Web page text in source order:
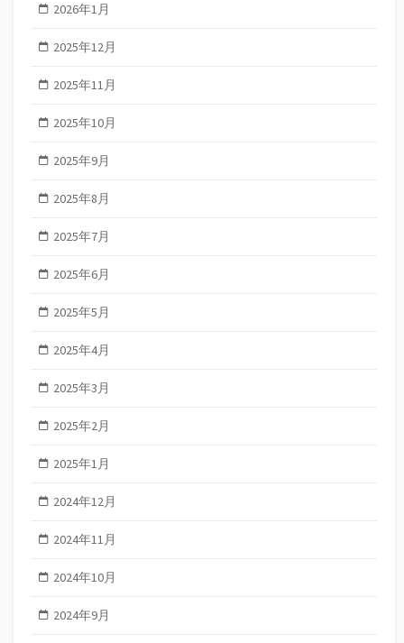
2026年1月
2025年12月
2025年11月
2025年10月
2025年9月
2025年8月
2025年7月
2025年6月
2025年5月
2025年4月
2025年3月
2025年2月
2025年1月
2024年12月
2024年11月
2024年10月
2024年9月